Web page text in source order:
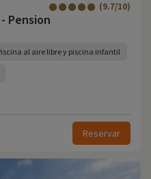
Pension
(9.7/10)
al aire libre y piscina infantil
Reservar